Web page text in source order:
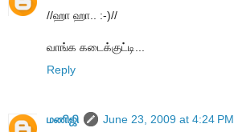
//ஹா ஹா.. :-)//
வாங்க கடைக்குட்டி...
Reply
மணிஜி
June 23, 2009 at 4:24 PM